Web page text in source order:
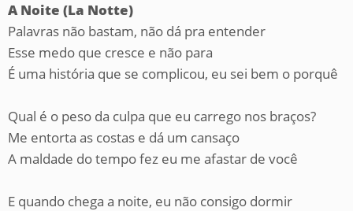
A Noite (La Notte)
Palavras não bastam, não dá pra entender
Esse medo que cresce e não para
É uma história que se complicou, eu sei bem o porquê
Qual é o peso da culpa que eu carrego nos braços?
Me entorta as costas e dá um cansaço
A maldade do tempo fez eu me afastar de você
E quando chega a noite, eu não consigo dormir